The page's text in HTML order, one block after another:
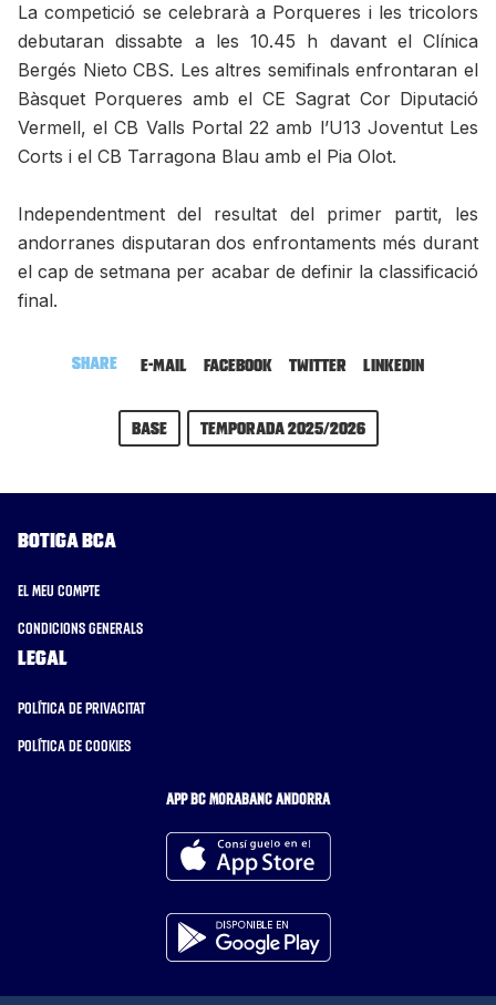
La competició se celebrarà a Porqueres i les tricolors
debutaran dissabte a les 10.45 h davant el Clínica
Bergés Nieto CBS. Les altres semifinals enfrontaran el
Bàsquet Porqueres amb el CE Sagrat Cor Diputació
Vermell, el CB Valls Portal 22 amb l’U13 Joventut Les
Corts i el CB Tarragona Blau amb el Pia Olot.
Independentment del resultat del primer partit, les
andorranes disputaran dos enfrontaments més durant
el cap de setmana per acabar de definir la classificació
final.
Share E-mail Facebook Twitter LinkedIn
Base Temporada 2025/2026
Botiga BCA
El meu compte
Condicions generals
Legal
Política de privacitat
Política de cookies
APP BC MORABANC ANDORRA